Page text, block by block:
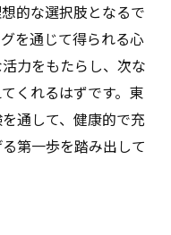
的な選択肢となるで
を通じて得られる心
力をもたらし、次な
くれるはずです。東
通して、健康的で充
第一歩を踏み出して